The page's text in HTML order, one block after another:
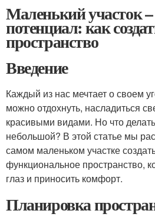
Маленький участок
потенциал: как
пространство
Введение
Каждый из нас мечтает о своем
можно отдохнуть, насладиться
красивыми видами. Но что
небольшой? В этой статье мы
самом маленьком участке
функциональное пространство,
глаз и приносить комфорт.
Планировка